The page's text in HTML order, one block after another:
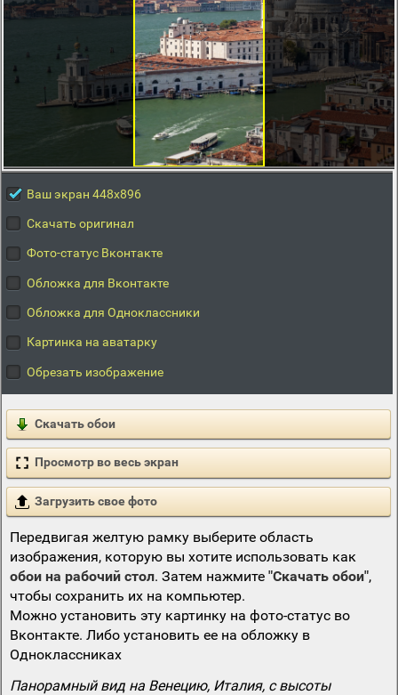
Ваш экран 448x896
Скачать оригинал
Фото-статус Вконтакте
Обложка для Вконтакте
Обложка для Одноклассники
Картинка на аватарку
Обрезать изображение
Скачать обои
Просмотр во весь экран
Загрузить свое фото
Передвигая желтую рамку выберите область
изображения, которую вы хотите использовать как
обои на рабочий стол. Затем нажмите "Скачать обои",
чтобы сохранить их на компьютер.
Можно установить эту картинку на фото-статус во
Вконтакте. Либо установить ее на обложку в
Одноклассниках
Панорамный вид на Венецию, Италия, с высоты